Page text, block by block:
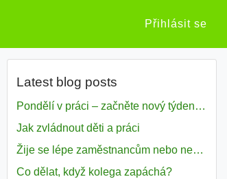
Přihlásit se
Latest blog posts
Pondělí v práci – začněte nový týden s motivací
Jak zvládnout děti a práci
Žije se lépe zaměstnancům nebo nezavislým pracovníkům
Co dělat, když kolega zapáchá?